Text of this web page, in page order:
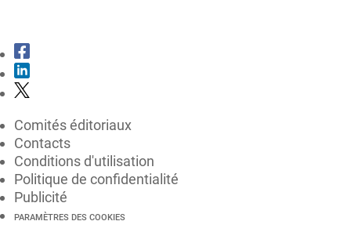
Comités éditoriaux
Contacts
Conditions d'utilisation
Politique de confidentialité
Publicité
PARAMÈTRES DES COOKIES